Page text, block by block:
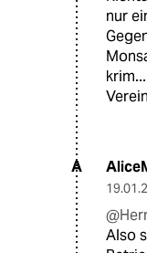
nur
A
Also